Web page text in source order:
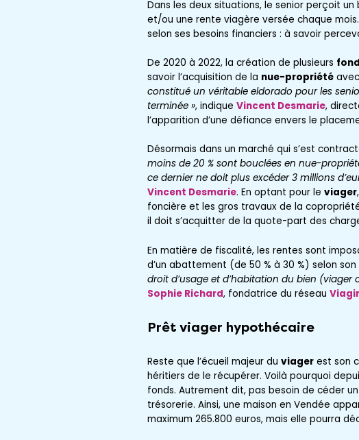
Dans les deux situations, le senior perçoit
et/ou une rente viagère versée chaque
selon ses besoins financiers : à savoir
De 2020 à 2022, la création de plusieurs
savoir l’acquisition de la nue-propriétéavec
constitué un véritable eldorado pour les
terminée », indique Vincent Desmarie,
l’apparition d’une défiance envers le
Désormais dans un marché qui s’est
moins de 20 % sont bouclées en nue-
ce dernier ne doit plus excéder 3 millions
Vincent Desmarie. En optant pour le viager
foncière et les gros travaux de la
il doit s’acquitter de la quote-part des
En matière de fiscalité, les rentes sont
d’un abattement (de 50 % à 30 %) selon
droit d’usage et d’habitation du bien (viager
Sophie Richard, fondatrice du réseau
Prêt viager hypothécaire
Reste que l’écueil majeur du viagerest son
héritiers de le récupérer. Voilà pourquoi
fonds. Autrement dit, pas besoin de céder
trésorerie. Ainsi, une maison en Vendée
maximum 265.800 euros, mais elle pourra